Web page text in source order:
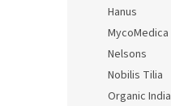
Hanus
MycoMedica
Nelsons
Nobilis Tilia
Organic India